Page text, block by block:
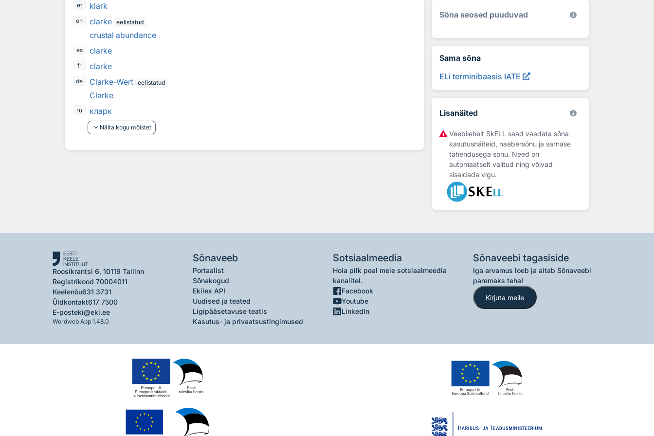
et
klark
en clarke eelistatud
crustal abundance
es clarke
fr clarke
de Clarke-Wert eelistatud
Clarke
ru
кларк
keyboard_arrow_down Näita kogu mõistet
Sõna seosed puuduvad
Sama sõna
ELi terminibaasis IATE
Lisanäited
Veebilehelt SkELL saad vaadata sõna
kasutusnäiteid, naabersõnu ja sarnase
tähendusega sõnu. Need on
automaatselt valitud ning võivad
sisaldada vigu.
Roosikrantsi 6, 10119 Tallinn
Registrikood 70004011
Keelenõu631 3731
Üldkontakt617 7500
E-posteki@eki.ee
Wordweb App 1.48.0
Sõnaveeb
Portaalist
Sõnakogud
Ekilex API
Uudised ja teated
Ligipääsetavuse teatis
Kasutus- ja privaatsustingimused
Sotsiaalmeedia
Hoia pilk peal meie sotsiaalmeedia
kanalitel.
Facebook
Youtube
LinkedIn
Sõnaveebi tagasiside
Iga arvamus loeb ja aitab Sõnaveebi
paremaks teha!
Kirjuta meile